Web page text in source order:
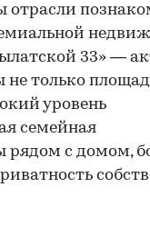
отрасли
33» —
не только
уровень
семейная
с домом,